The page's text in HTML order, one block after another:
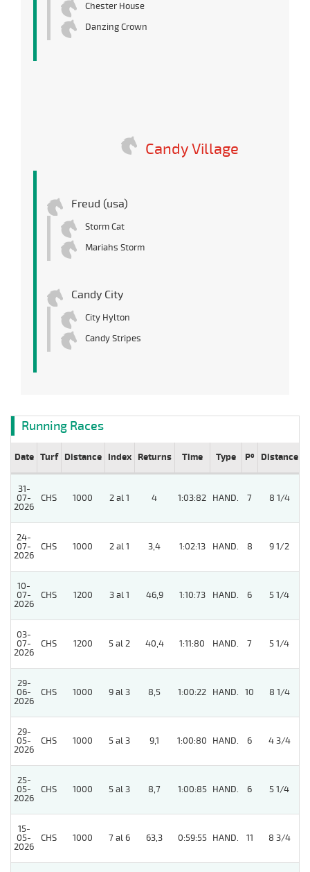
Chester House
Danzing Crown
Candy Village
Freud (usa)
Storm Cat
Mariahs Storm
Candy City
City Hylton
Candy Stripes
Running Races
Date Turf Distance Index Returns Time Type Pº Distance
31-
07-
2026
CHS 1000 2 al 1 4 1:03:82 HAND. 7 8 1/4
24-
07-
2026
CHS 1000 2 al 1 3,4 1:02:13 HAND. 8 9 1/2
10-
07-
2026
CHS 1200 3 al 1 46,9 1:10:73 HAND. 6 5 1/4
03-
07-
2026
CHS 1200 5 al 2 40,4 1:11:80 HAND. 7 5 1/4
29-
06-
2026
CHS 1000 9 al 3 8,5 1:00:22 HAND. 10 8 1/4
29-
05-
2026
CHS 1000 5 al 3 9,1 1:00:80 HAND. 6 4 3/4
25-
05-
2026
CHS 1000 5 al 3 8,7 1:00:85 HAND. 6 5 1/4
15-
05-
2026
CHS 1000 7 al 6 63,3 0:59:55 HAND. 11 8 3/4